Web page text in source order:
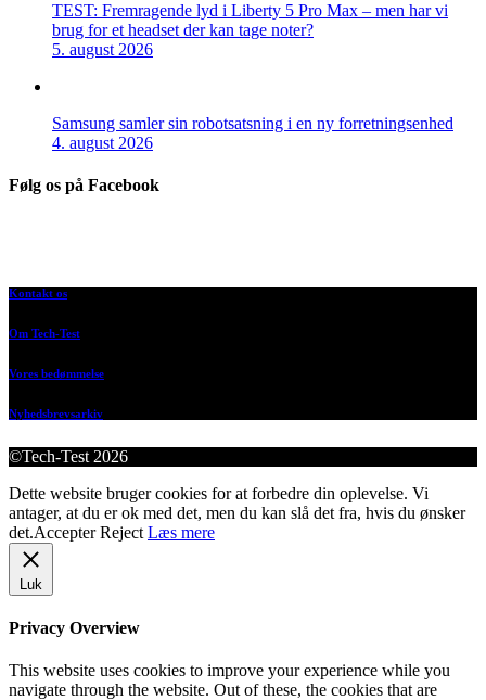
TEST: Fremragende lyd i Liberty 5 Pro Max – men har vi
brug for et headset der kan tage noter?
5. august 2026
Samsung samler sin robotsatsning i en ny forretningsenhed
4. august 2026
Følg os på Facebook
Kontakt os
Om Tech-Test
Vores bedømmelse
Nyhedsbrevsarkiv
©Tech-Test 2026
Dette website bruger cookies for at forbedre din oplevelse. Vi
antager, at du er ok med det, men du kan slå det fra, hvis du ønsker
det.Accepter Reject Læs mere
Luk
Privacy Overview
This website uses cookies to improve your experience while you
navigate through the website. Out of these, the cookies that are